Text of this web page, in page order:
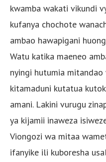
kwamba wakati vikundi
kufanya chochote
ambao hawapigani
Watu katika maeneo
nyingi hutumia
kitamaduni kutatua
amani. Lakini vurugu
ya kijamii inaweza
Viongozi wa mitaa
ifanyike ili kuboresha